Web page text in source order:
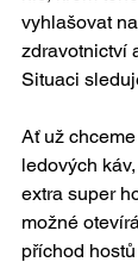
vyhlašovat
zdravotnictví
Situaci
Ať už
ledových
extra super
možné
příchod